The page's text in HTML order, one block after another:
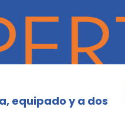
equipado y a dos